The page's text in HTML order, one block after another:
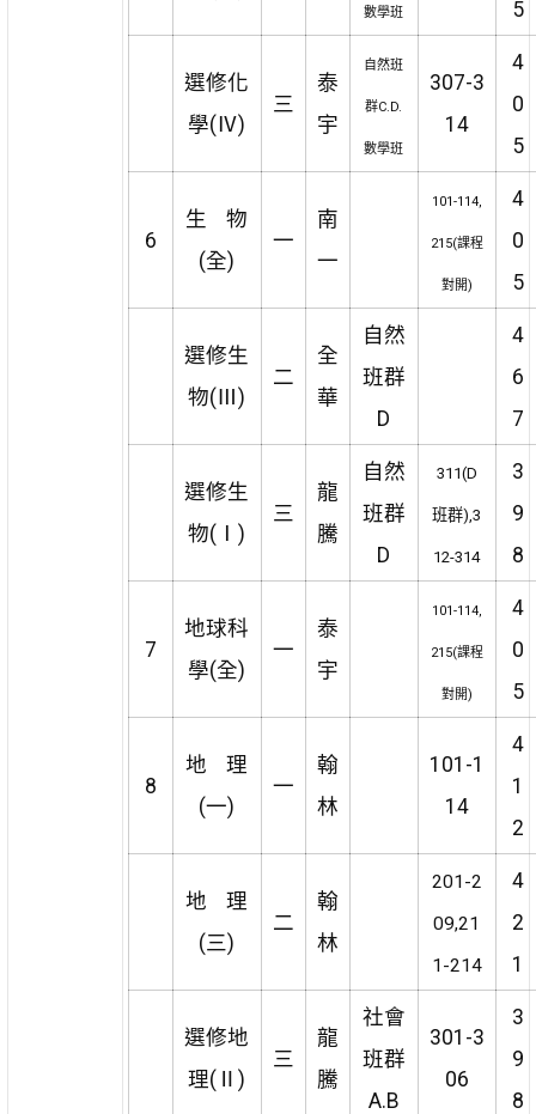
數學班 5
選修化
學(Ⅳ)
三
泰
宇
自然班
群C.D.
數學班
307-3
14
4
0
5
6
生 物
(全)
一
南
一
101-114,
215(課程
對開)
4
0
5
選修生
物(Ⅲ)
二
全
華
自然
班群
D
4
6
7
選修生
物(Ⅰ)
三
龍
騰
自然
班群
D
311(D
班群),3
12-314
3
9
8
7
地球科
學(全)
一
泰
宇
101-114,
215(課程
對開)
4
0
5
8
地 理
(一)
一
翰
林
101-1
14
4
1
2
地 理
(三)
二
翰
林
201-2
09,21
1-214
4
2
1
選修地
理(Ⅱ)
三
龍
騰
社會
班群
A.B
301-3
06
3
9
8